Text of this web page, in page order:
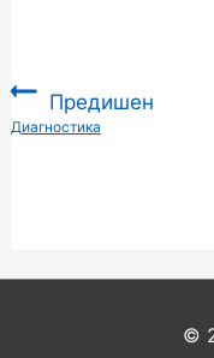
Предишен
:Диагностика
©